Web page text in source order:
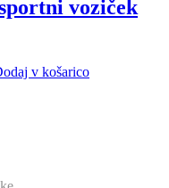
voziček
v košarico